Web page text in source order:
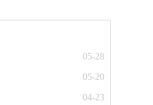
05-28
05-20
04-23